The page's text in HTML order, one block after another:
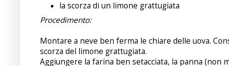
la scorza di un limone grattugiata
Procedimento:
Montare a neve ben ferma le chiare delle uova.
scorza del limone grattugiata.
Aggiungere la farina ben setacciata, la panna